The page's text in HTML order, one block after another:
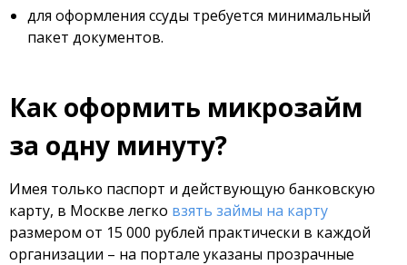
для оформления ссуды требуется минимальный
пакет документов.
Как оформить микрозайм
за одну минуту?
Имея только паспорт и действующую банковскую
карту, в Москве легко взять займы на карту
размером от 15 000 рублей практически в каждой
организации – на портале указаны прозрачные